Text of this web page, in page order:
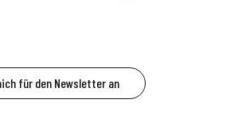
für den Newsletter an